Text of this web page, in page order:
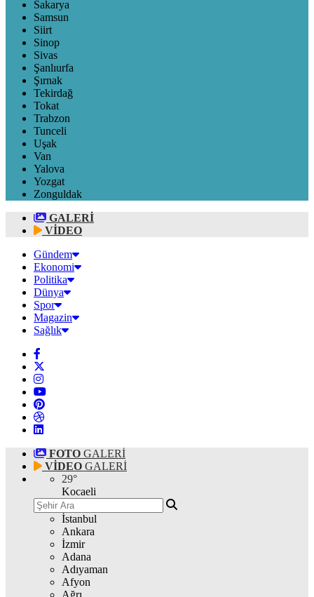
Sakarya
Samsun
Siirt
Sinop
Sivas
Şanlıurfa
Şırnak
Tekirdağ
Tokat
Trabzon
Tunceli
Uşak
Van
Yalova
Yozgat
Zonguldak
GALERİ
VİDEO
Gündem
Ekonomi
Politika
Dünya
Spor
Magazin
Sağlık
FOTO GALERİ
VİDEO GALERİ
29°
Kocaeli
İstanbul
Ankara
İzmir
Adana
Adıyaman
Afyon
Ağrı